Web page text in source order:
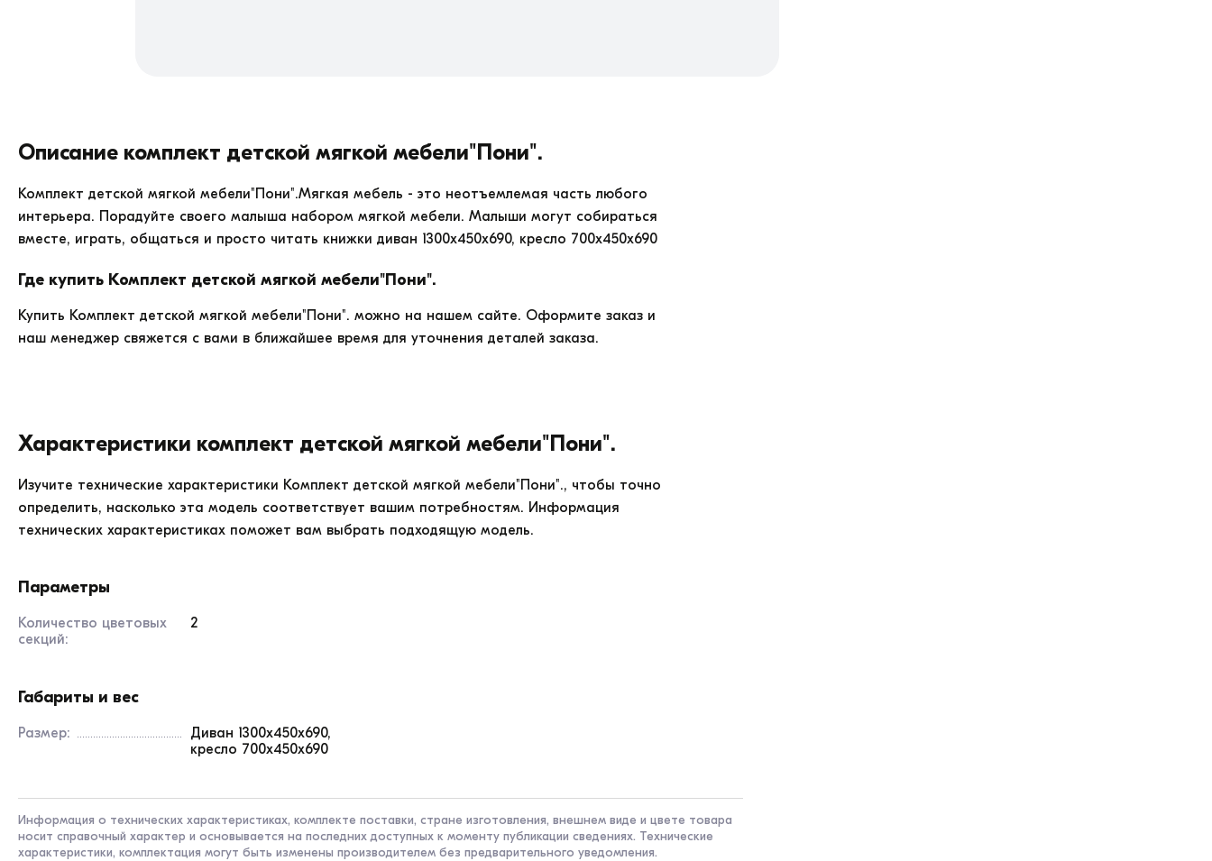
мебели&quot;Пони&quot;.
продажа
цене
22380.
Описание Комплект детской мягкой мебели"Пони".
Комплект детской мягкой мебели"Пони".Мягкая мебель - это неотъемлемая часть любого
интерьера. Порадуйте своего малыша набором мягкой мебели. Малыши могут собираться
вместе, играть, общаться и просто читать книжки диван 1300х450х690, кресло 700х450х690
Где купить Комплект детской мягкой мебели"Пони".
Купить Комплект детской мягкой мебели"Пони". можно на нашем сайте. Оформите заказ и
наш менеджер свяжется с вами в ближайшее время для уточнения деталей заказа.
Характеристики Комплект детской мягкой мебели"Пони".
Изучите технические характеристики Комплект детской мягкой мебели"Пони"., чтобы точно
определить, насколько эта модель соответствует вашим потребностям. Информация
технических характеристиках поможет вам выбрать подходящую модель.
Параметры
Количество цветовых
секций:
2
Габариты и вес
Размер:
диван 1300х450х690,
кресло 700х450х690
Информация о технических характеристиках, комплекте поставки, стране изготовления, внешнем виде и цвете товара
носит справочный характер и основывается на последних доступных к моменту публикации сведениях. Технические
характеристики, комплектация могут быть изменены производителем без предварительного уведомления.